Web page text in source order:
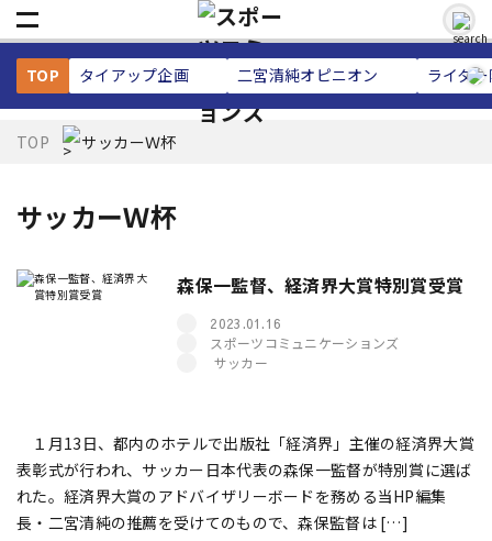
TOP タイアップ企画 二宮清純オピニオン ライタ
TOP サッカーＷ杯
サッカーＷ杯
森保一監督、経済界大賞特別賞受賞
2023.01.16
スポーツコミュニケーションズ
サッカー
１月13日、都内のホテルで出版社「経済界」主催の経済界大賞
表彰式が行われ、サッカー日本代表の森保一監督が特別賞に選ば
れた。経済界大賞のアドバイザリーボードを務める当HP編集
長・二宮清純の推薦を受けてのもので、森保監督は […]